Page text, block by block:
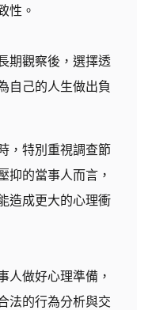
性。
期觀察後，選擇透
自己的人生做出負
，特別重視調查節
抑的當事人而言，
造成更大的心理衝
人做好心理準備，
法的行為分析與交